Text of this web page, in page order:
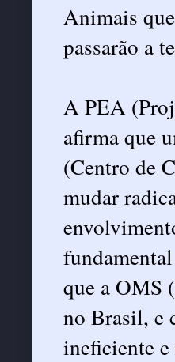
Animais
passarão a
A PEA
afirma que
(Centro de
mudar
que a OMS
no Brasil, e
ineficiente